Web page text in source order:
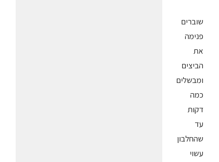
שוברים
פנימה
את
הביצים
ומבשלים
כמה
דקות
עד
שהחלבון
עשוי